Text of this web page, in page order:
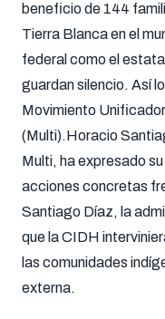
beneficio de 144
Tierra Blanca en el
federal como el
guardan silencio. Así
Movimiento
(Multi).Horacio
Multi, ha expresado
acciones concretas
Santiago Díaz, la
que la CIDH
las comunidades
externa.